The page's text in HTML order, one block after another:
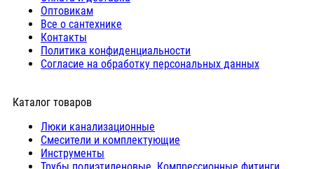
Оптовикам
Все о сантехнике
Контакты
Политика конфиденциальности
Согласие на обработку персональных данных
Каталог товаров
Люки канализационные
Cмесители и комплектующие
Инструменты